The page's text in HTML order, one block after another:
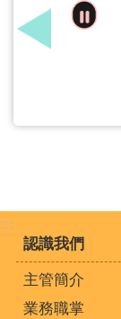
:::
認識我們
主管簡介
業務職掌